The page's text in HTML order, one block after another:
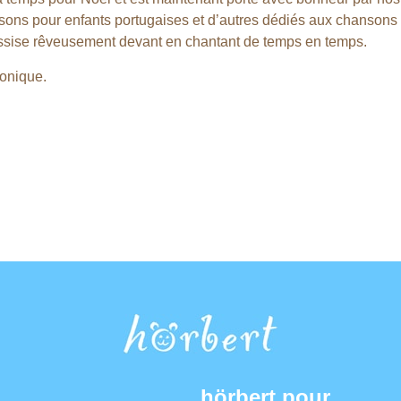
pour enfants portugaises et d’autres dédiés aux
rêveusement devant en chantant de temps en temps.